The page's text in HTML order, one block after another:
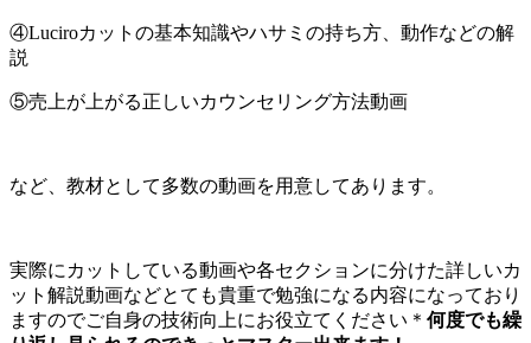
④Luciroカットの基本知識やハサミの持ち方、動作などの解
説
⑤売上が上がる正しいカウンセリング方法動画
など、教材として多数の動画を用意してあります。
実際にカットしている動画や各セクションに分けた詳しいカ
ット解説動画などとても貴重で勉強になる内容になっており
ますのでご自身の技術向上にお役立てください＊ 何度でも繰